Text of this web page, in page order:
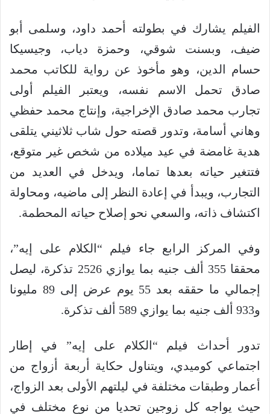
الفيلم يشارك في بطولته أحمد داود، وسلمى أبو
ضيف، وبسنت شوقي، وحمزة دياب، وجيسيكا
حسام الدين، وهو مأخوذ عن رواية للكاتب محمد
صادق تحمل الاسم نفسه، ويعتبر الفيلم أولى
تجارب محمد صادق الإخراجية، وإنتاج محمد حفظي
وهاني أسامة، وتدور قصته حول شاب ثلاثيني يتلقى
هدية غامضة في عيد ميلاده من شخص غير متوقع،
فتتغير حياته بعدها تماما، ويدخل في العديد من
التجارب، ويبدأ في إعادة النظر إلى ماضيه، ومحاولة
اكتشاف ذاته، والسعي نحو إصلاح حياته المحطمة.
وفي المركز الرابع جاء فيلم “الكلام على إيه”،
محققا 355 ألف جنيه بما يوازي 2526 تذكرة، ليصل
إجمالي ما حققه بعد 55 يوم عرض إلى 89 مليونا
و933 ألف جنيه بما يوازي 589 ألف تذكرة.
تدور أحداث فيلم “الكلام على إيه” في إطار
اجتماعي كوميدي، ويتناول حكاية أربعة أزواج من
أعمار وطبقات مختلفة في ليلتهم الأولى بعد الزواج،
حيث يواجه كل زوجين تحديا من نوع مختلف في